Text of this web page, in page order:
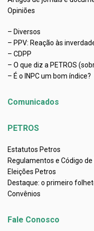
Opiniões
– Diversos
– PPV: Reação às
– CDPP
– O que diz a PETROS
– É o INPC um bom índice?
Comunicados
PETROS
Estatutos Petros
Regulamentos e Código de
Eleições Petros
Destaque: o primeiro
Convênios
Fale Conosco